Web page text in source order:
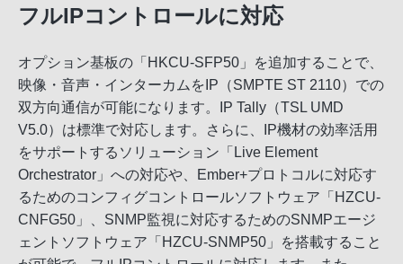
フルIPコントロールに対応
オプション基板の「HKCU-SFP50」を追加することで、
映像・音声・インターカムをIP（SMPTE ST 2110）での
双方向通信が可能になります。IP Tally（TSL UMD
V5.0）は標準で対応します。さらに、IP機材の効率活用
をサポートするソリューション「Live Element
Orchestrator」への対応や、Ember+プロトコルに対応す
るためのコンフィグコントロールソフトウェア「HZCU-
CNFG50」、SNMP監視に対応するためのSNMPエージ
ェントソフトウェア「HZCU-SNMP50」を搭載すること